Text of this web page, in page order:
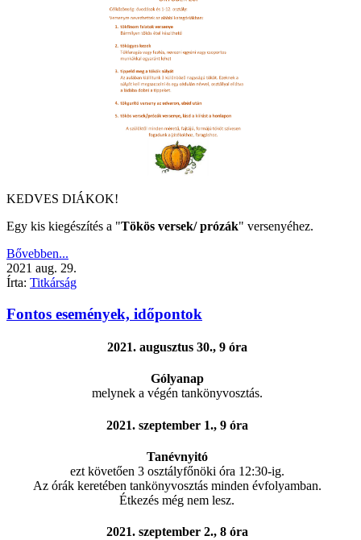
KEDVES DIÁKOK!
Egy kis kiegészítés a "Tökös versek/ prózák" versenyéhez.
Bővebben...
2021 aug. 29.
Írta: Titkárság
Fontos események, időpontok
2021. augusztus 30., 9 óra
Gólyanap
melynek a végén tankönyvosztás.
2021. szeptember 1., 9 óra
Tanévnyitó
ezt követően 3 osztályfőnöki óra 12:30-ig.
Az órák keretében tankönyvosztás minden évfolyamban.
Étkezés még nem lesz.
2021. szeptember 2., 8 óra